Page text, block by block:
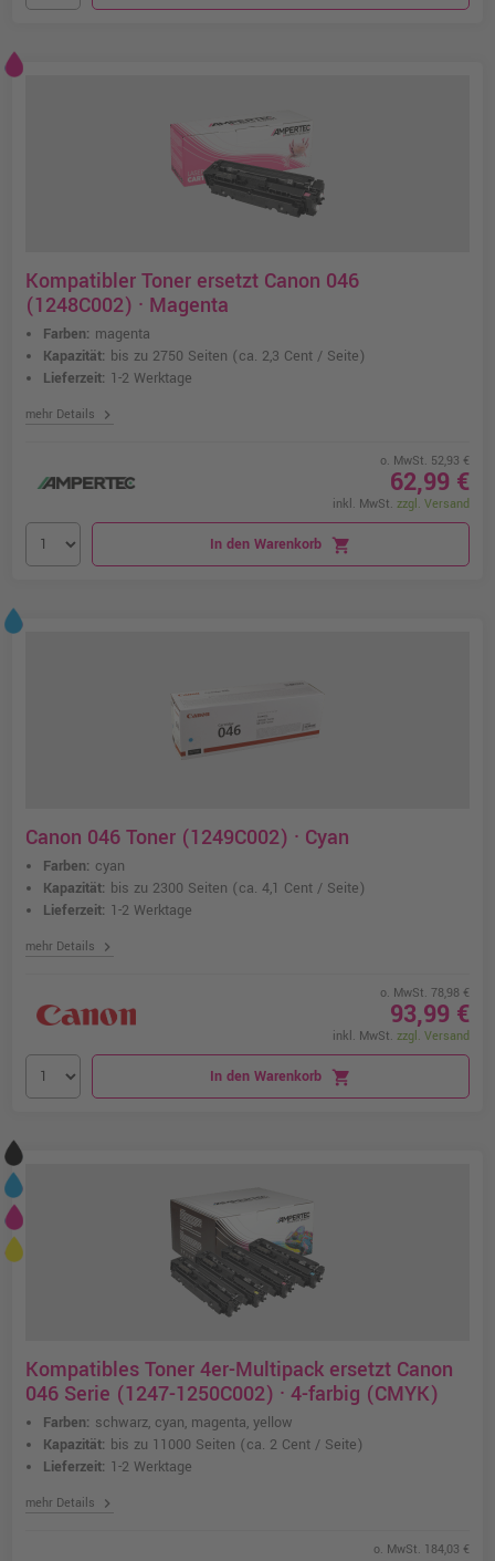
Kompatibler Toner ersetzt Canon 046
(1248C002) · Magenta
Farben: magenta
Kapazität: bis zu 2750 Seiten (ca. 2,3 Cent / Seite)
Lieferzeit: 1-2 Werktage
mehr Details chevron_right
o. MwSt. 52,93 €
62,99 €
inkl. MwSt. zzgl. Versand
In den Warenkorb shopping_cart
Canon 046 Toner (1249C002) · Cyan
Farben: cyan
Kapazität: bis zu 2300 Seiten (ca. 4,1 Cent / Seite)
Lieferzeit: 1-2 Werktage
mehr Details chevron_right
o. MwSt. 78,98 €
93,99 €
inkl. MwSt. zzgl. Versand
In den Warenkorb shopping_cart
Kompatibles Toner 4er-Multipack ersetzt Canon
046 Serie (1247-1250C002) · 4-farbig (CMYK)
Farben: schwarz, cyan, magenta, yellow
Kapazität: bis zu 11000 Seiten (ca. 2 Cent / Seite)
Lieferzeit: 1-2 Werktage
mehr Details chevron_right
o. MwSt. 184,03 €